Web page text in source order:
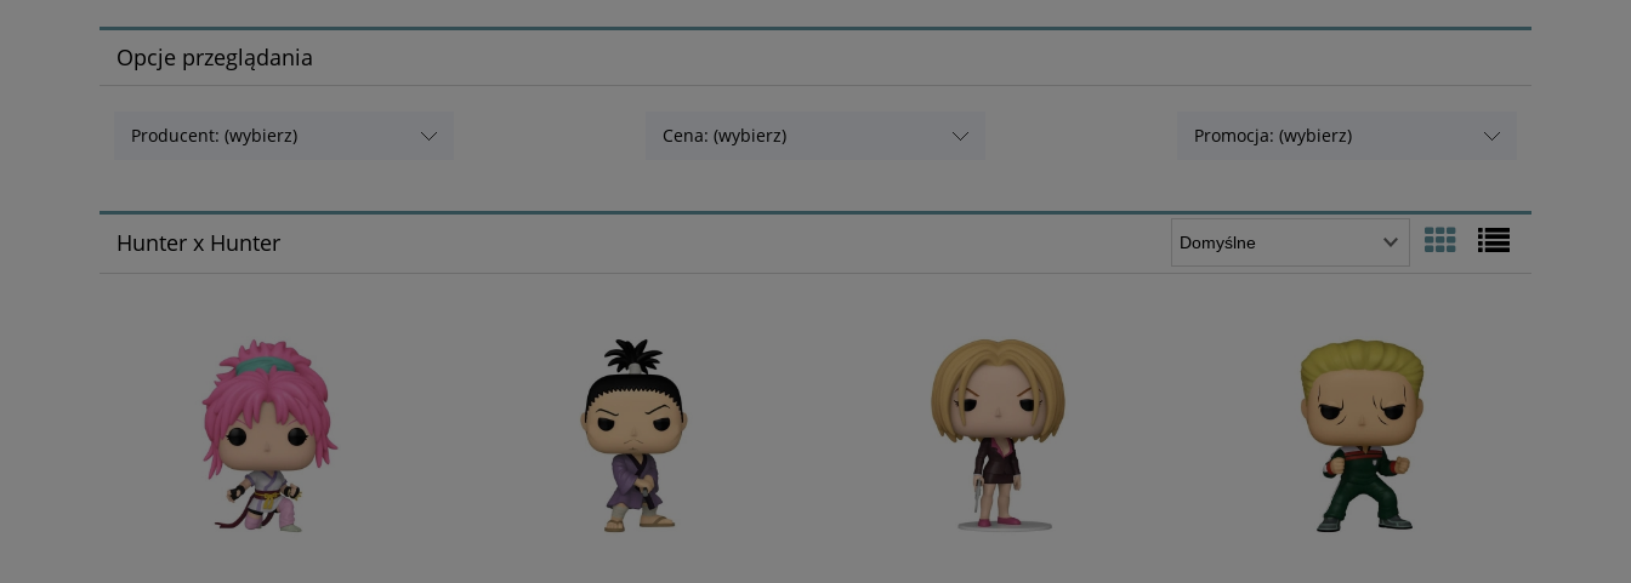
Opcje przeglądania
Producent: (wybierz) Cena: (wybierz) Promocja: (wybierz)
Hunter x Hunter